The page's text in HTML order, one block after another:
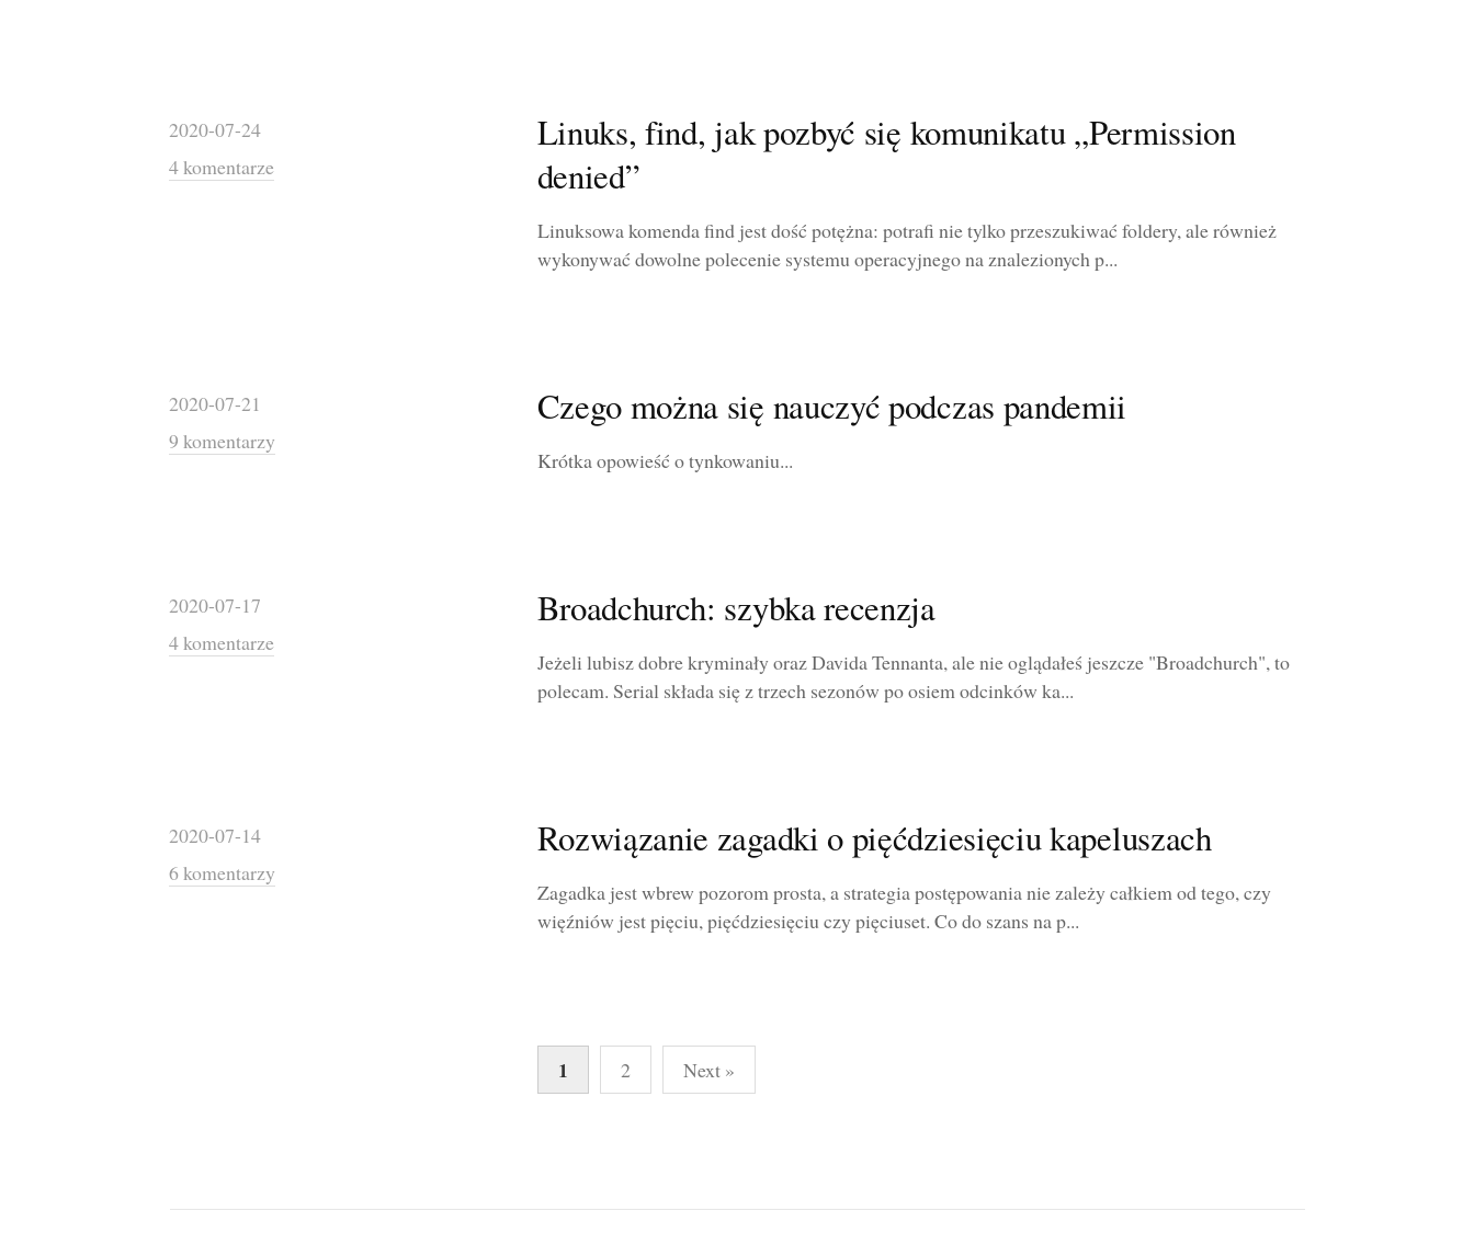
2020-07-24
4 komentarze
Linuks, find, jak pozbyć się komunikatu „Permission
denied”
Linuksowa komenda find jest dość potężna: potrafi nie tylko przeszukiwać foldery, ale również
wykonywać dowolne polecenie systemu operacyjnego na znalezionych p...
2020-07-21
9 komentarzy
Czego można się nauczyć podczas pandemii
Krótka opowieść o tynkowaniu...
2020-07-17
4 komentarze
Broadchurch: szybka recenzja
Jeżeli lubisz dobre kryminały oraz Davida Tennanta, ale nie oglądałeś jeszcze "Broadchurch", to
polecam. Serial składa się z trzech sezonów po osiem odcinków ka...
2020-07-14
6 komentarzy
Rozwiązanie zagadki o pięćdziesięciu kapeluszach
Zagadka jest wbrew pozorom prosta, a strategia postępowania nie zależy całkiem od tego, czy
więźniów jest pięciu, pięćdziesięciu czy pięciuset. Co do szans na p...
Stronicowanie
1 2 Next »